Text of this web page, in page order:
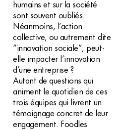
humains et sur la société
sont souvent oubliés.
Néanmoins, l’action
collective, ou autrement dite
“innovation sociale”, peut-
elle impacter l’innovation
d’une entreprise ?
Autant de questions qui
animent le quotidien de ces
trois équipes qui livrent un
témoignage concret de leur
engagement. Foodles